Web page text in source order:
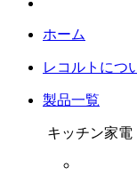
ホーム
レコルトにつ
製品一覧
キッチン家電